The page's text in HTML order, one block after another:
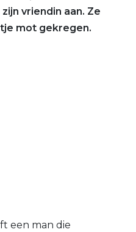
vriendin aan. Ze
mot gekregen.
een man die